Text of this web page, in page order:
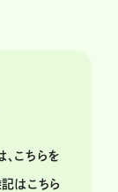
、こちらを
はこちら